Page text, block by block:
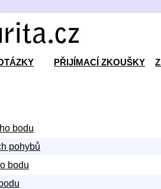
PŘIJÍMACÍ ZKOUŠKY
bodu
pohybů
bodu